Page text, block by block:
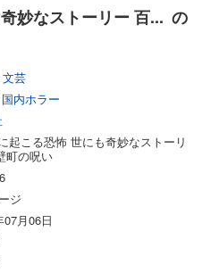
とし電子書籍化したものです。
の電子書籍です。
版当時の情報に基づき作成された
電子書籍としては不要な情報を含
版とは異なる表記・表現の場合
妙なストーリー 百... の
芸
国内ホラー
起こる恐怖 世にも奇妙なストーリ
町の呪い
ジ
07月06日